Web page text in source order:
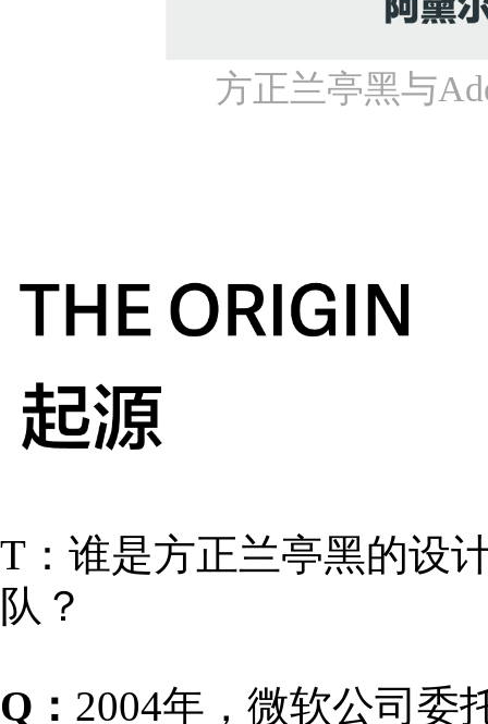
方正兰亭黑与
T：谁是方正兰亭黑的设
队？
Q： 2004年，微软公司委